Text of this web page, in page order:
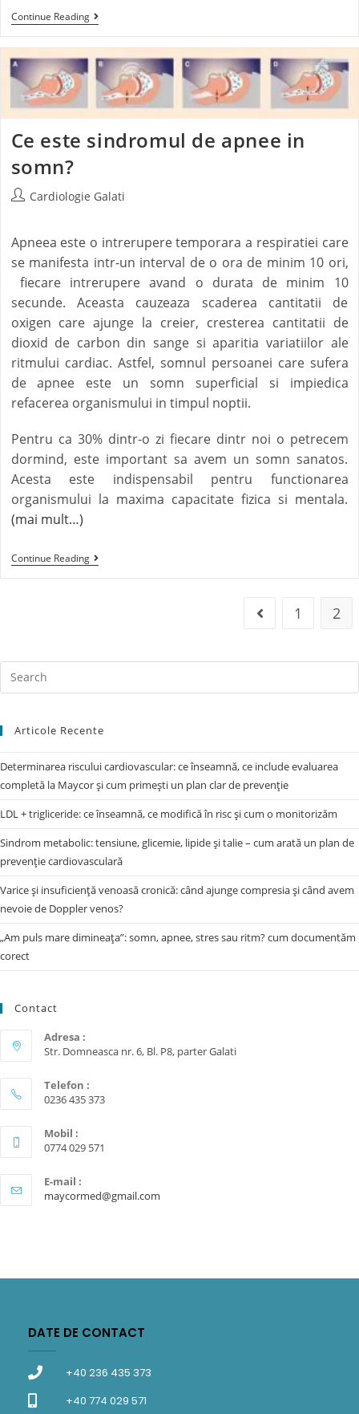
Continue Reading
Ce este sindromul de apnee in
somn?
Cardiologie Galati
Apneea este o intrerupere temporara a respiratiei care
se manifesta intr-un interval de o ora de minim 10 ori,
fiecare intrerupere avand o durata de minim 10
secunde. Aceasta cauzeaza scaderea cantitatii de
oxigen care ajunge la creier, cresterea cantitatii de
dioxid de carbon din sange si aparitia variatiilor ale
ritmului cardiac. Astfel, somnul persoanei care sufera
de apnee este un somn superficial si impiedica
refacerea organismului in timpul noptii.
Pentru ca 30% dintr-o zi fiecare dintr noi o petrecem
dormind, este important sa avem un somn sanatos.
Acesta este indispensabil pentru functionarea
organismului la maxima capacitate fizica si mentala.
(mai mult…)
Continue Reading
1 2
Articole Recente
Determinarea riscului cardiovascular: ce înseamnă, ce include evaluarea
completă la Maycor și cum primești un plan clar de prevenție
LDL + trigliceride: ce înseamnă, ce modifică în risc și cum o monitorizăm
Sindrom metabolic: tensiune, glicemie, lipide și talie – cum arată un plan de
prevenție cardiovasculară
Varice și insuficiență venoasă cronică: când ajunge compresia și când avem
nevoie de Doppler venos?
„Am puls mare dimineața”: somn, apnee, stres sau ritm? cum documentăm
corect
Contact
Adresa :
Str. Domneasca nr. 6, Bl. P8, parter Galati
Telefon :
0236 435 373
Mobil :
0774 029 571
E-mail :
maycormed@gmail.com
DATE DE CONTACT
+40 236 435 373
+40 774 029 571